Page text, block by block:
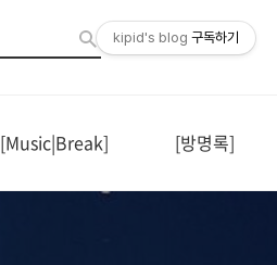
[Music|Break] [방명록]
kipid's blog 구독하기